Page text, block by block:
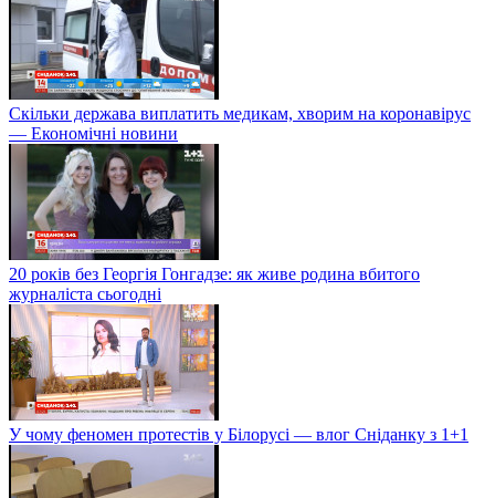
Скільки держава виплатить медикам, хворим на коронавірус
— Економічні новини
20 років без Георгія Гонгадзе: як живе родина вбитого
журналіста сьогодні
У чому феномен протестів у Білорусі — влог Сніданку з 1+1